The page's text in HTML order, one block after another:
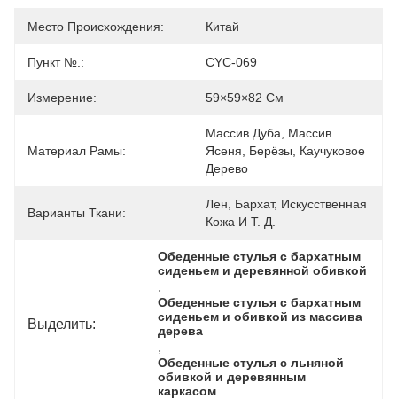
Место Происхождения: Китай
Пункт №.: CYC-069
Измерение: 59×59×82 См
Материал Рамы:
Массив Дуба, Массив
Ясеня, Берёзы, Каучуковое
Дерево
Варианты Ткани:
Лен, Бархат, Искусственная
Кожа И Т. Д.
Выделить:
Обеденные стулья с бархатным
сиденьем и деревянной обивкой
,
Обеденные стулья с бархатным
сиденьем и обивкой из массива
дерева
,
Обеденные стулья с льняной
обивкой и деревянным
каркасом